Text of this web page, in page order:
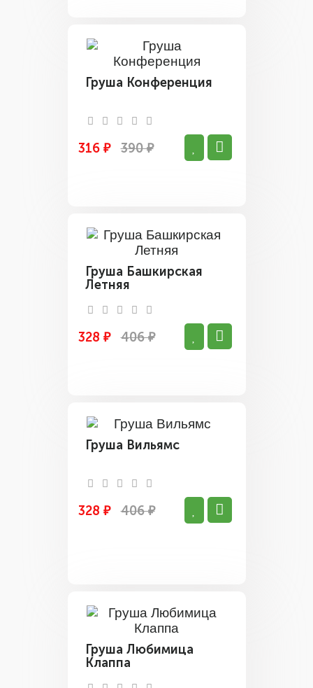
Груша Конференция
316 ₽ 390 ₽
Груша Башкирская
Летняя
328 ₽ 406 ₽
Груша Вильямс
328 ₽ 406 ₽
Груша Любимица
Клаппа